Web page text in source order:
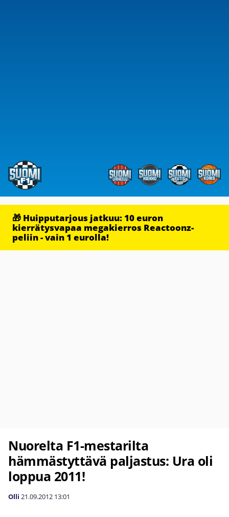
🎁 Huipputarjous jatkuu: 10 euron
kierrätysvapaa megakierros Reactoonz-
peliin - vain 1 eurolla!
Nuorelta F1-mestarilta
hämmästyttävä paljastus: Ura oli
loppua 2011!
Olli 21.09.2012 13:01